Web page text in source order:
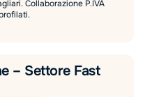
Collaborazione P.IVA
– Settore Fast